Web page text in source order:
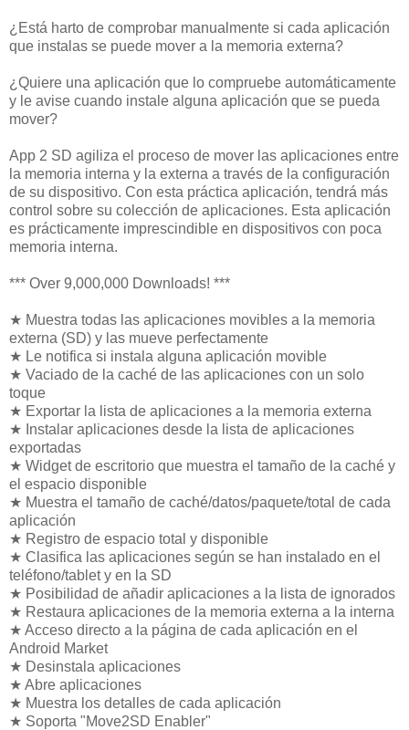
¿Está harto de comprobar manualmente si cada aplicación
que instalas se puede mover a la memoria externa?
¿Quiere una aplicación que lo compruebe automáticamente
y le avise cuando instale alguna aplicación que se pueda
mover?
App 2 SD agiliza el proceso de mover las aplicaciones entre
la memoria interna y la externa a través de la configuración
de su dispositivo. Con esta práctica aplicación, tendrá más
control sobre su colección de aplicaciones. Esta aplicación
es prácticamente imprescindible en dispositivos con poca
memoria interna.
*** Over 9,000,000 Downloads! ***
★ Muestra todas las aplicaciones movibles a la memoria
externa (SD) y las mueve perfectamente
★ Le notifica si instala alguna aplicación movible
★ Vaciado de la caché de las aplicaciones con un solo
toque
★ Exportar la lista de aplicaciones a la memoria externa
★ Instalar aplicaciones desde la lista de aplicaciones
exportadas
★ Widget de escritorio que muestra el tamaño de la caché y
el espacio disponible
★ Muestra el tamaño de caché/datos/paquete/total de cada
aplicación
★ Registro de espacio total y disponible
★ Clasifica las aplicaciones según se han instalado en el
teléfono/tablet y en la SD
★ Posibilidad de añadir aplicaciones a la lista de ignorados
★ Restaura aplicaciones de la memoria externa a la interna
★ Acceso directo a la página de cada aplicación en el
Android Market
★ Desinstala aplicaciones
★ Abre aplicaciones
★ Muestra los detalles de cada aplicación
★ Soporta "Move2SD Enabler"